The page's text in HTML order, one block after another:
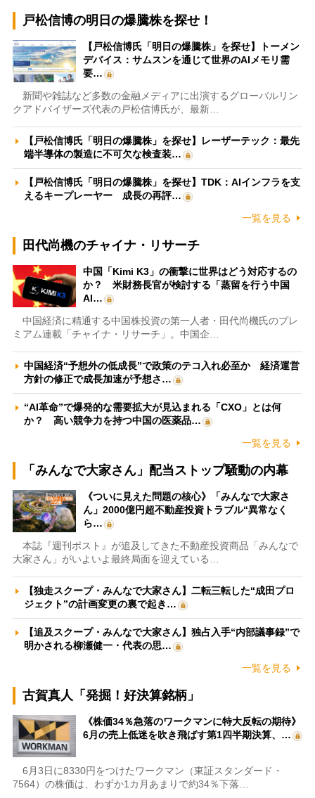
戸松信博の明日の爆騰株を探せ！
【戸松信博氏「明日の爆騰株」を探せ】トーメン
デバイス：サムスンを通じて世界のAIメモリ需
要…
新聞や雑誌など多数の金融メディアに出演するグローバルリン
クアドバイザーズ代表の戸松信博氏が、最新…
【戸松信博氏「明日の爆騰株」を探せ】レーザーテック：最先
端半導体の製造に不可欠な検査装…
【戸松信博氏「明日の爆騰株」を探せ】TDK：AIインフラを支
えるキープレーヤー 成長の再評…
一覧を見る
田代尚機のチャイナ・リサーチ
中国「Kimi K3」の衝撃に世界はどう対応するの
か？ 米財務長官が検討する「蒸留を行う中国
AI…
中国経済に精通する中国株投資の第一人者・田代尚機氏のプレ
ミアム連載「チャイナ・リサーチ」。中国企…
中国経済“予想外の低成長”で政策のテコ入れ必至か 経済運営
方針の修正で成長加速が予想さ…
“AI革命”で爆発的な需要拡大が見込まれる「CXO」とは何
か？ 高い競争力を持つ中国の医薬品…
一覧を見る
「みんなで大家さん」配当ストップ騒動の内幕
《ついに見えた問題の核心》「みんなで大家さ
ん」2000億円超不動産投資トラブル“異常なく
ら…
本誌『週刊ポスト』が追及してきた不動産投資商品「みんなで
大家さん」がいよいよ最終局面を迎えている…
【独走スクープ・みんなで大家さん】二転三転した“成田プロ
ジェクト”の計画変更の裏で起き…
【追及スクープ・みんなで大家さん】独占入手“内部議事録”で
明かされる柳瀬健一・代表の思…
一覧を見る
古賀真人「発掘！好決算銘柄」
《株価34％急落のワークマンに特大反転の期待》
6月の売上低迷を吹き飛ばす第1四半期決算、…
6月3日に8330円をつけたワークマン（東証スタンダード・
7564）の株価は、わずか1カ月あまりで約34％下落…